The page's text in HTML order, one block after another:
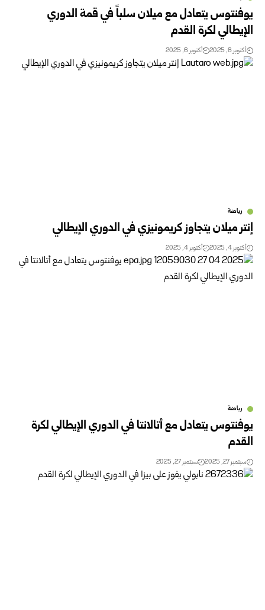
يوفنتوس يتعادل مع ميلان سلباً في قمة الدوري
الإيطالي لكرة القدم
أكتوبر 6, 2025 أكتوبر 6, 2025
رياضة
إنتر ميلان يتجاوز كريمونيزي في الدوري الإيطالي
أكتوبر 4, 2025 أكتوبر 4, 2025
رياضة
يوفنتوس يتعادل مع أتالانتا في الدوري الإيطالي لكرة
القدم
سبتمبر 27, 2025 سبتمبر 27, 2025